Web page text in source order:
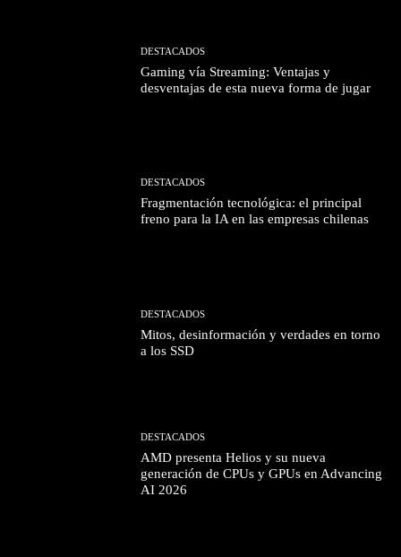
DESTACADOS
Gaming vía Streaming: Ventajas y
desventajas de esta nueva forma de jugar
DESTACADOS
Fragmentación tecnológica: el principal
freno para la IA en las empresas chilenas
DESTACADOS
Mitos, desinformación y verdades en torno
a los SSD
DESTACADOS
AMD presenta Helios y su nueva
generación de CPUs y GPUs en Advancing
AI 2026